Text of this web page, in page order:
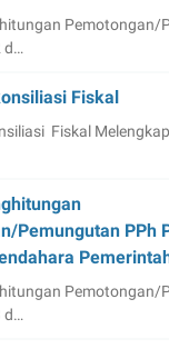
Pemotongan/
d…
Fiskal
Fiskal
Pemungutan PPh
Pemotongan/
d…